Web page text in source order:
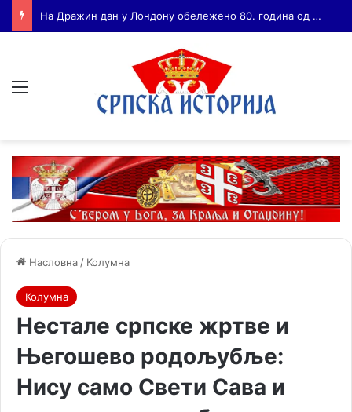
Бојанић: ВОЈА ТАНКОСИЋ – ЧОВЕК КОГА СУ СЕ ПЛАШИЛИ И ЖИВОГ И МРТВОГ, а нема ни споненик
Насловна / Колумна
Колумна
Нестале српске жртве и
Његошево родољубље:
Нису само Свети Сава и